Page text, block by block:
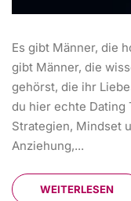
Es gibt Männer, die
gibt Männer, die
gehörst, die ihr
du hier echte Dating
Strategien, Mindset
Anziehung,...
WEITERLESEN